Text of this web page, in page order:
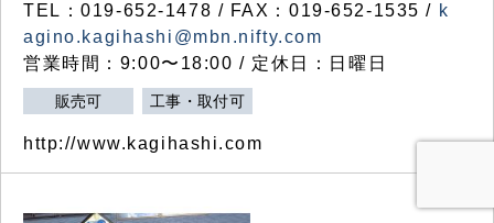
TEL：019-652-1478 / FAX：019-652-1535 / k
agino.kagihashi@mbn.nifty.com
営業時間：9:00〜18:00 / 定休日：日曜日
販売可 工事・取付可
http://www.kagihashi.com